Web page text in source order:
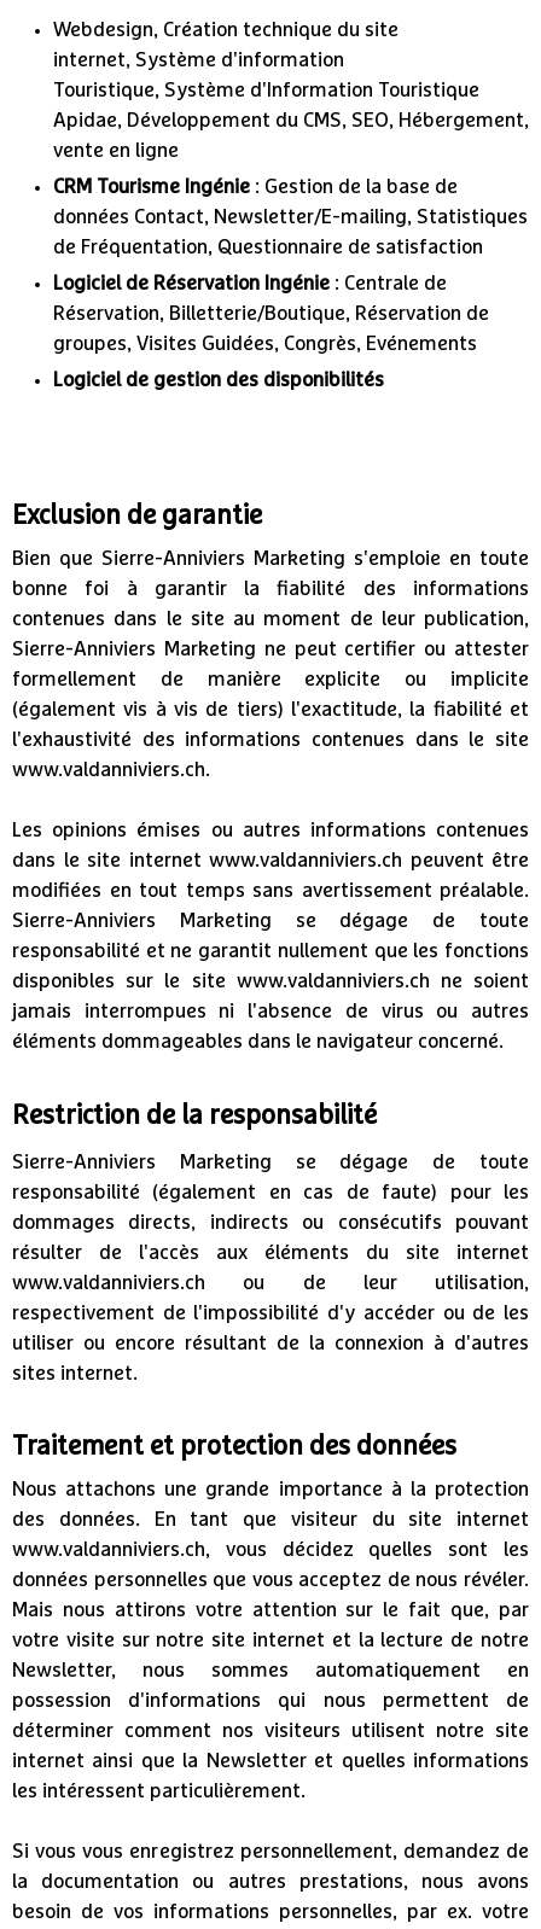
Webdesign, Création technique du site
internet, Système d'information
Touristique, Système d'Information Touristique
Apidae, Développement du CMS, SEO, Hébergement,
vente en ligne
CRM TourismeIngénie: Gestion de la base de
données Contact, Newsletter/E-mailing, Statistiques
de Fréquentation, Questionnaire de satisfaction
Logiciel de RéservationIngénie: Centrale de
Réservation, Billetterie/Boutique, Réservation de
groupes, Visites Guidées, Congrès, Evénements
Logiciel de gestion des disponibilités
Exclusion de garantie
Bien que Sierre-Anniviers Marketing s'emploie en toute
bonne foi à garantir la fiabilité des informations
contenues dans le site au moment de leur publication,
Sierre-Anniviers Marketing ne peut certifier ou attester
formellement de manière explicite ou implicite
(également vis à vis de tiers) l'exactitude, la fiabilité et
l'exhaustivité des informations contenues dans le site
www.valdanniviers.ch.
Les opinions émises ou autres informations contenues
dans le site internet www.valdanniviers.ch peuvent être
modifiées en tout temps sans avertissement préalable.
Sierre-Anniviers Marketing se dégage de toute
responsabilité et ne garantit nullement que les fonctions
disponibles sur le site www.valdanniviers.ch ne soient
jamais interrompues ni l'absence de virus ou autres
éléments dommageables dans le navigateur concerné.
Restriction de la responsabilité
Sierre-Anniviers Marketing se dégage de toute
responsabilité (également en cas de faute) pour les
dommages directs, indirects ou consécutifs pouvant
résulter de l'accès aux éléments du site internet
www.valdanniviers.ch ou de leur utilisation,
respectivement de l'impossibilité d'y accéder ou de les
utiliser ou encore résultant de la connexion à d'autres
sites internet.
Traitement et protection des données
Nous attachons une grande importance à la protection
des données. En tant que visiteur du site internet
www.valdanniviers.ch, vous décidez quelles sont les
données personnelles que vous acceptez de nous révéler.
Mais nous attirons votre attention sur le fait que, par
votre visite sur notre site internet et la lecture de notre
Newsletter, nous sommes automatiquement en
possession d'informations qui nous permettent de
déterminer comment nos visiteurs utilisent notre site
internet ainsi que la Newsletter et quelles informations
les intéressent particulièrement.
Si vous vous enregistrez personnellement, demandez de
la documentation ou autres prestations, nous avons
besoin de vos informations personnelles, par ex. votre